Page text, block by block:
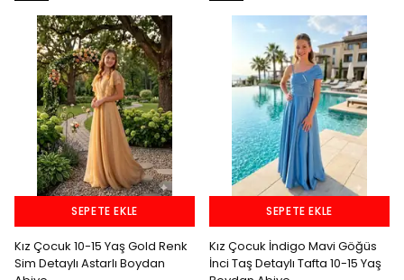
SEPETE EKLE
Kız Çocuk 10-15 Yaş Gold Renk
Sim Detaylı Astarlı Boydan
SEPETE EKLE
Kız Çocuk İndigo Mavi Göğüs
İnci Taş Detaylı Tafta 10-15 Yaş